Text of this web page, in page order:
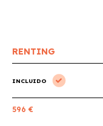
RENTING
INCLUIDO
596 €